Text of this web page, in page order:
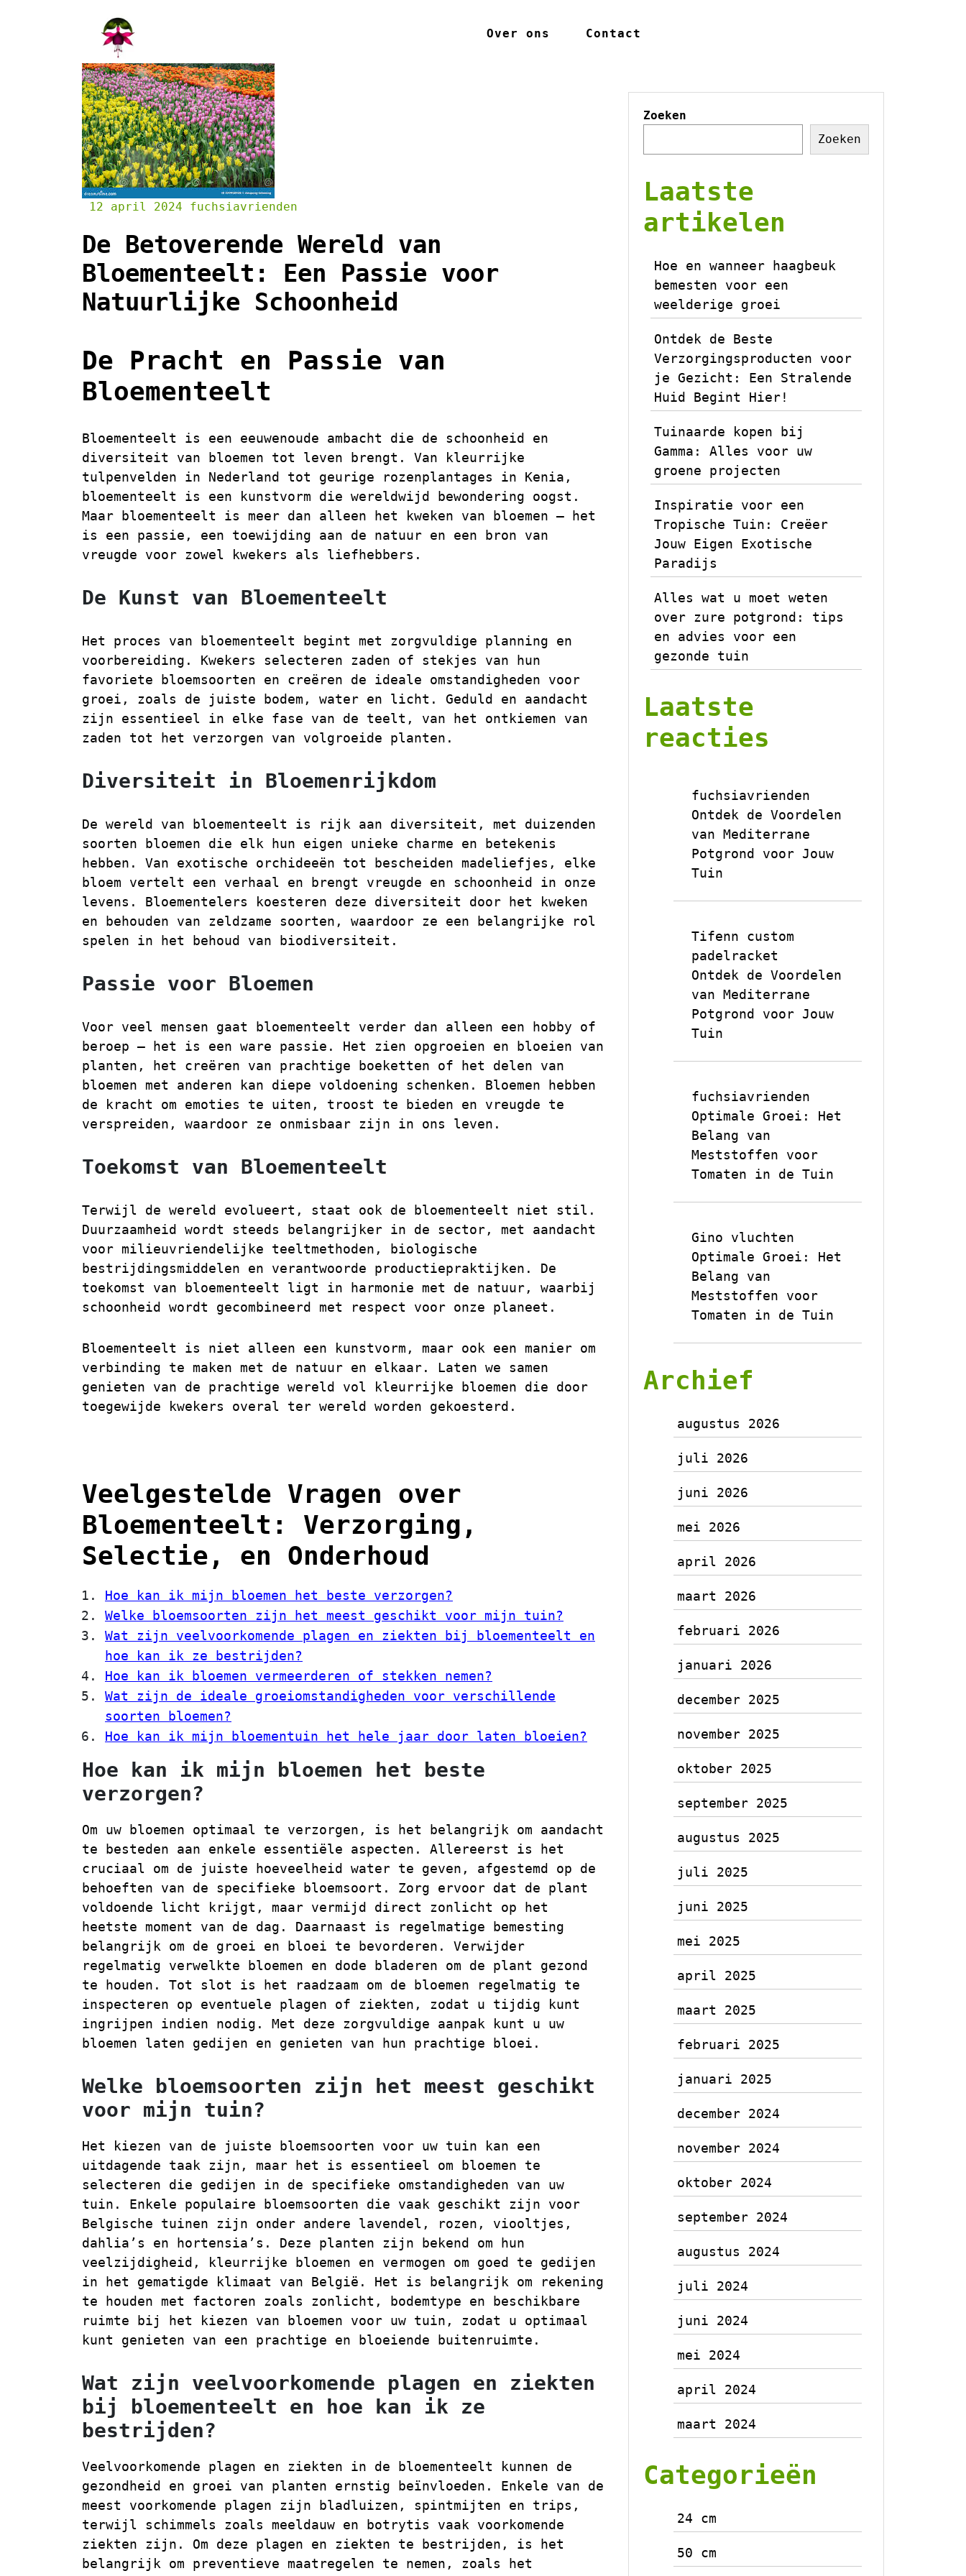
Over ons Contact
12 april 2024 fuchsiavrienden
De Betoverende Wereld van
Bloementeelt: Een Passie voor
Natuurlijke Schoonheid
De Pracht en Passie van
Bloementeelt
Bloementeelt is een eeuwenoude ambacht die de schoonheid en
diversiteit van bloemen tot leven brengt. Van kleurrijke
tulpenvelden in Nederland tot geurige rozenplantages in Kenia,
bloementeelt is een kunstvorm die wereldwijd bewondering oogst.
Maar bloementeelt is meer dan alleen het kweken van bloemen – het
is een passie, een toewijding aan de natuur en een bron van
vreugde voor zowel kwekers als liefhebbers.
De Kunst van Bloementeelt
Het proces van bloementeelt begint met zorgvuldige planning en
voorbereiding. Kwekers selecteren zaden of stekjes van hun
favoriete bloemsoorten en creëren de ideale omstandigheden voor
groei, zoals de juiste bodem, water en licht. Geduld en aandacht
zijn essentieel in elke fase van de teelt, van het ontkiemen van
zaden tot het verzorgen van volgroeide planten.
Diversiteit in Bloemenrijkdom
De wereld van bloementeelt is rijk aan diversiteit, met duizenden
soorten bloemen die elk hun eigen unieke charme en betekenis
hebben. Van exotische orchideeën tot bescheiden madeliefjes, elke
bloem vertelt een verhaal en brengt vreugde en schoonheid in onze
levens. Bloementelers koesteren deze diversiteit door het kweken
en behouden van zeldzame soorten, waardoor ze een belangrijke rol
spelen in het behoud van biodiversiteit.
Passie voor Bloemen
Voor veel mensen gaat bloementeelt verder dan alleen een hobby of
beroep – het is een ware passie. Het zien opgroeien en bloeien van
planten, het creëren van prachtige boeketten of het delen van
bloemen met anderen kan diepe voldoening schenken. Bloemen hebben
de kracht om emoties te uiten, troost te bieden en vreugde te
verspreiden, waardoor ze onmisbaar zijn in ons leven.
Toekomst van Bloementeelt
Terwijl de wereld evolueert, staat ook de bloementeelt niet stil.
Duurzaamheid wordt steeds belangrijker in de sector, met aandacht
voor milieuvriendelijke teeltmethoden, biologische
bestrijdingsmiddelen en verantwoorde productiepraktijken. De
toekomst van bloementeelt ligt in harmonie met de natuur, waarbij
schoonheid wordt gecombineerd met respect voor onze planeet.
Bloementeelt is niet alleen een kunstvorm, maar ook een manier om
verbinding te maken met de natuur en elkaar. Laten we samen
genieten van de prachtige wereld vol kleurrijke bloemen die door
toegewijde kwekers overal ter wereld worden gekoesterd.
Veelgestelde Vragen over
Bloementeelt: Verzorging,
Selectie, en Onderhoud
Hoe kan ik mijn bloemen het beste verzorgen?
Welke bloemsoorten zijn het meest geschikt voor mijn tuin?
Wat zijn veelvoorkomende plagen en ziekten bij bloementeelt en
hoe kan ik ze bestrijden?
Hoe kan ik bloemen vermeerderen of stekken nemen?
Wat zijn de ideale groeiomstandigheden voor verschillende
soorten bloemen?
Hoe kan ik mijn bloementuin het hele jaar door laten bloeien?
Hoe kan ik mijn bloemen het beste
verzorgen?
Om uw bloemen optimaal te verzorgen, is het belangrijk om aandacht
te besteden aan enkele essentiële aspecten. Allereerst is het
cruciaal om de juiste hoeveelheid water te geven, afgestemd op de
behoeften van de specifieke bloemsoort. Zorg ervoor dat de plant
voldoende licht krijgt, maar vermijd direct zonlicht op het
heetste moment van de dag. Daarnaast is regelmatige bemesting
belangrijk om de groei en bloei te bevorderen. Verwijder
regelmatig verwelkte bloemen en dode bladeren om de plant gezond
te houden. Tot slot is het raadzaam om de bloemen regelmatig te
inspecteren op eventuele plagen of ziekten, zodat u tijdig kunt
ingrijpen indien nodig. Met deze zorgvuldige aanpak kunt u uw
bloemen laten gedijen en genieten van hun prachtige bloei.
Welke bloemsoorten zijn het meest geschikt
voor mijn tuin?
Het kiezen van de juiste bloemsoorten voor uw tuin kan een
uitdagende taak zijn, maar het is essentieel om bloemen te
selecteren die gedijen in de specifieke omstandigheden van uw
tuin. Enkele populaire bloemsoorten die vaak geschikt zijn voor
Belgische tuinen zijn onder andere lavendel, rozen, viooltjes,
dahlia’s en hortensia’s. Deze planten zijn bekend om hun
veelzijdigheid, kleurrijke bloemen en vermogen om goed te gedijen
in het gematigde klimaat van België. Het is belangrijk om rekening
te houden met factoren zoals zonlicht, bodemtype en beschikbare
ruimte bij het kiezen van bloemen voor uw tuin, zodat u optimaal
kunt genieten van een prachtige en bloeiende buitenruimte.
Wat zijn veelvoorkomende plagen en ziekten
bij bloementeelt en hoe kan ik ze
bestrijden?
Veelvoorkomende plagen en ziekten in de bloementeelt kunnen de
gezondheid en groei van planten ernstig beïnvloeden. Enkele van de
meest voorkomende plagen zijn bladluizen, spintmijten en trips,
terwijl schimmels zoals meeldauw en botrytis vaak voorkomende
ziekten zijn. Om deze plagen en ziekten te bestrijden, is het
belangrijk om preventieve maatregelen te nemen, zoals het
Zoeken
Zoeken
Laatste
artikelen
Hoe en wanneer haagbeuk
bemesten voor een
weelderige groei
Ontdek de Beste
Verzorgingsproducten voor
je Gezicht: Een Stralende
Huid Begint Hier!
Tuinaarde kopen bij
Gamma: Alles voor uw
groene projecten
Inspiratie voor een
Tropische Tuin: Creëer
Jouw Eigen Exotische
Paradijs
Alles wat u moet weten
over zure potgrond: tips
en advies voor een
gezonde tuin
Laatste
reacties
fuchsiavrienden
Ontdek de Voordelen
van Mediterrane
Potgrond voor Jouw
Tuin
Tifenn custom
padelracket
Ontdek de Voordelen
van Mediterrane
Potgrond voor Jouw
Tuin
fuchsiavrienden
Optimale Groei: Het
Belang van
Meststoffen voor
Tomaten in de Tuin
Gino vluchten
Optimale Groei: Het
Belang van
Meststoffen voor
Tomaten in de Tuin
Archief
augustus 2026
juli 2026
juni 2026
mei 2026
april 2026
maart 2026
februari 2026
januari 2026
december 2025
november 2025
oktober 2025
september 2025
augustus 2025
juli 2025
juni 2025
mei 2025
april 2025
maart 2025
februari 2025
januari 2025
december 2024
november 2024
oktober 2024
september 2024
augustus 2024
juli 2024
juni 2024
mei 2024
april 2024
maart 2024
Categorieën
24 cm
50 cm